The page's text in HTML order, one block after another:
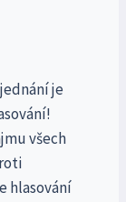
je
všech
hlasování